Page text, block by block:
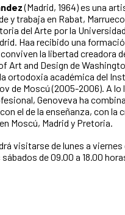
(Madrid, 1964) es una
y trabaja en Rabat,
del Arte por la Universidad
Haa recibido una
la libertad creadora
Art and Design de
ortodoxia académica del
de Moscú (2005-2006). A lo
Genoveva ha
el de la enseñanza, con la
Moscú, Madrid y Pretoria.
visitarse de lunes a viernes
sábados de 09.00 a 18.00